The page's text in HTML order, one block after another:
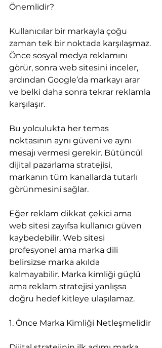
Önemlidir?
Kullanıcılar bir markayla çoğu
zaman tek bir noktada karşılaşmaz.
Önce sosyal medya reklamını
görür, sonra web sitesini inceler,
ardından Google’da markayı arar
ve belki daha sonra tekrar reklamla
karşılaşır.
Bu yolculukta her temas
noktasının aynı güveni ve aynı
mesajı vermesi gerekir. Bütüncül
dijital pazarlama stratejisi,
markanın tüm kanallarda tutarlı
görünmesini sağlar.
Eğer reklam dikkat çekici ama
web sitesi zayıfsa kullanıcı güven
kaybedebilir. Web sitesi
profesyonel ama marka dili
belirsizse marka akılda
kalmayabilir. Marka kimliği güçlü
ama reklam stratejisi yanlışsa
doğru hedef kitleye ulaşılamaz.
1. Önce Marka Kimliği Netleşmelidir